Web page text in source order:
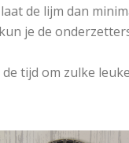
de lijm dan
je de
tijd om zulke